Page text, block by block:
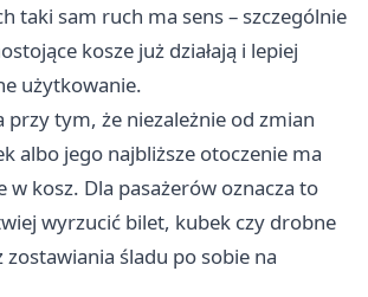
taki sam ruch ma sens – szczególnie
kosze już działają i lepiej
użytkowanie.
przy tym, że niezależnie od zmian
albo jego najbliższe otoczenie ma
w kosz. Dla pasażerów oznacza to
wyrzucić bilet, kubek czy drobne
zostawiania śladu po sobie na